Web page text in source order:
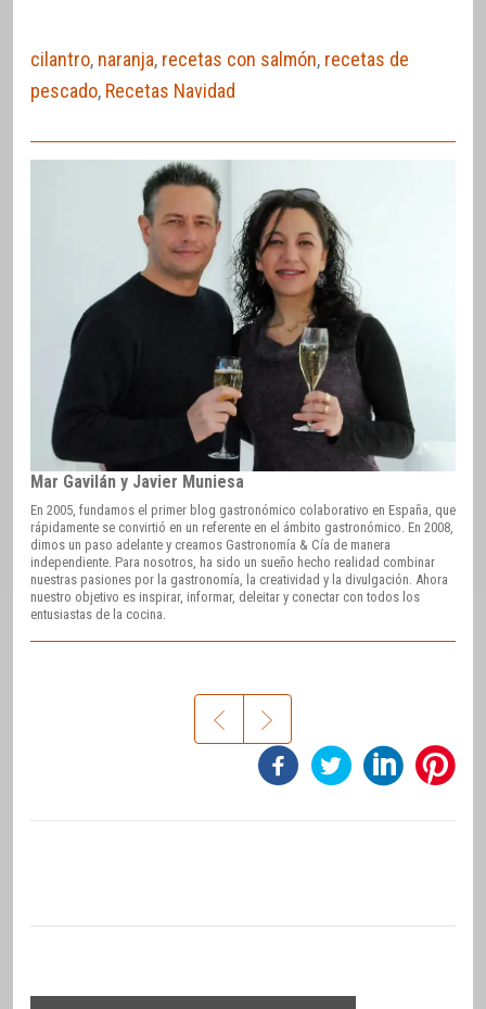
cilantro, naranja, recetas con salmón, recetas de
pescado, Recetas Navidad
Mar Gavilán y Javier Muniesa
En 2005, fundamos el primer blog gastronómico colaborativo en España, que
rápidamente se convirtió en un referente en el ámbito gastronómico. En 2008,
dimos un paso adelante y creamos Gastronomía & Cía de manera
independiente. Para nosotros, ha sido un sueño hecho realidad combinar
nuestras pasiones por la gastronomía, la creatividad y la divulgación. Ahora
nuestro objetivo es inspirar, informar, deleitar y conectar con todos los
entusiastas de la cocina.